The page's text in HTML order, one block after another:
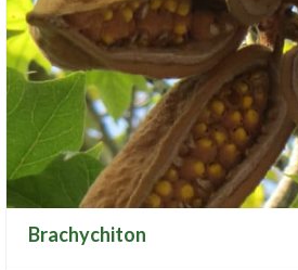
Brachychiton